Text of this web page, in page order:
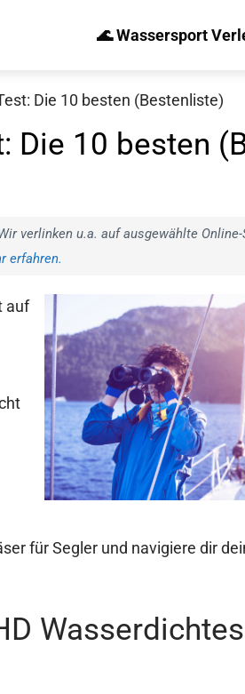
🌊 Wassersport
Die 10 besten (Bestenliste)
Die 10 besten
verlinken u.a. auf ausgewählte Online-
erfahren.
auf
für Segler und navigiere dir
Wasserdichtes